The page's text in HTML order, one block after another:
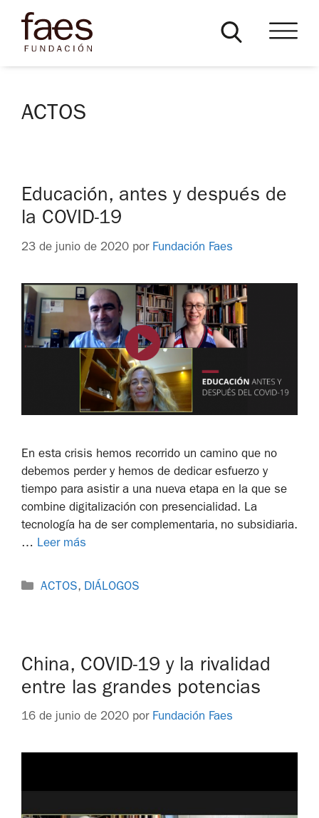
ACTOS
Educación, antes y después de
la COVID-19
23 de junio de 2020 por Fundación Faes
En esta crisis hemos recorrido un camino que no
debemos perder y hemos de dedicar esfuerzo y
tiempo para asistir a una nueva etapa en la que se
combine digitalización con presencialidad. La
tecnología ha de ser complementaria, no subsidiaria.
… Leer más
ACTOS, DIÁLOGOS
China, COVID-19 y la rivalidad
entre las grandes potencias
16 de junio de 2020 por Fundación Faes